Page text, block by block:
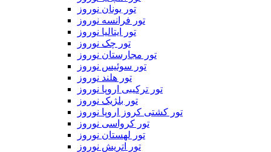
تور یونان نوروز
تور فرانسه نوروز
تور ایتالیا نوروز
تور چک نوروز
تور مجارستان نوروز
تور سوئیس نوروز
تور هلند نوروز
تور ترکیبی اروپا نوروز
تور بلژیک نوروز
تور کشتی کروز اروپا نوروز
تور کرواسی نوروز
تور لهستان نوروز
تور اتریش نوروز